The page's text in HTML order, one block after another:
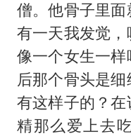
僧。他骨子里面
有一天我发觉
像一个女生一
后那个骨头是
有这样子的？
精那么爱上去